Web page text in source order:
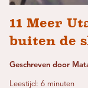
11 Meer
buiten de
Geschreven door
Leestijd: 6 minuten